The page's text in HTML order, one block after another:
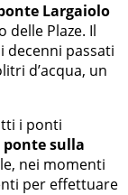
Largaiolo
delle Plaze. Il
decenni passati
d’acqua, un
i ponti
ponte sulla
nei momenti
per effettuare